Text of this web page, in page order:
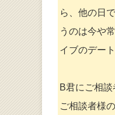
ら、他の日
うのは今や
イブのデー
B君にご相
ご相談者様